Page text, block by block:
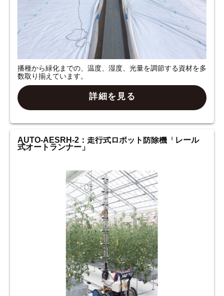
播種から緑化までの、温度、湿度、光量を調節する資材を多
数取り揃えています。
詳細を見る
AUTO-AESRH-2：走行式ロボット防除機「レール
式オートランナー」